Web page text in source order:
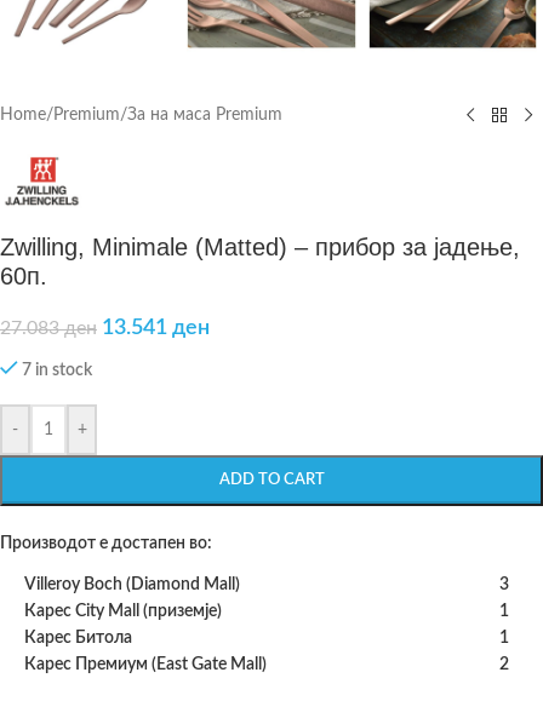
Home/ Premium/За на маса Premium
Zwilling, Minimale (Matted) – прибор за јадење,
60п.
27.083ден 13.541 ден
7 in stock
- +
ADD TO CART
Производот е достапен во:
Villeroy Boch (Diamond Mall)
3
Карес City Mall (приземје)
1
Карес Битола
1
Карес Премиум (East Gate Mall)
2